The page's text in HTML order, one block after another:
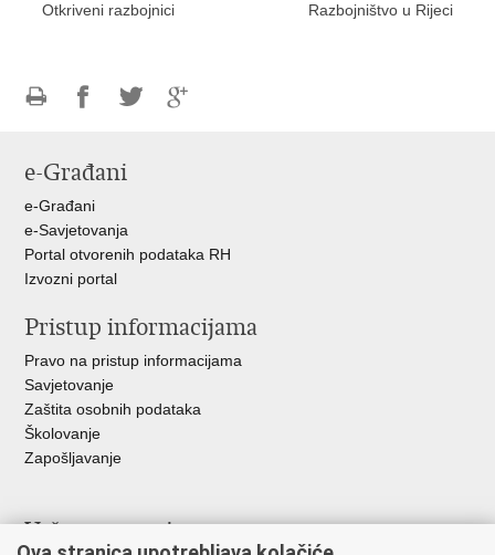
Otkriveni razbojnici
Razbojništvo u Rijeci
FacebookuTwitteru
e-Građani
e-Građani
e-Savjetovanja
Portal otvorenih podataka RH
Izvozni portal
Pristup informacijama
Pravo na pristup informacijama
Savjetovanje
Zaštita osobnih podataka
Školovanje
Zapošljavanje
Važne poveznice